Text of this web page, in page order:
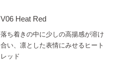
V06 Heat Red
落ち着きの中に少しの高揚感が溶け
合い、凛とした表情にみせるヒート
レッド